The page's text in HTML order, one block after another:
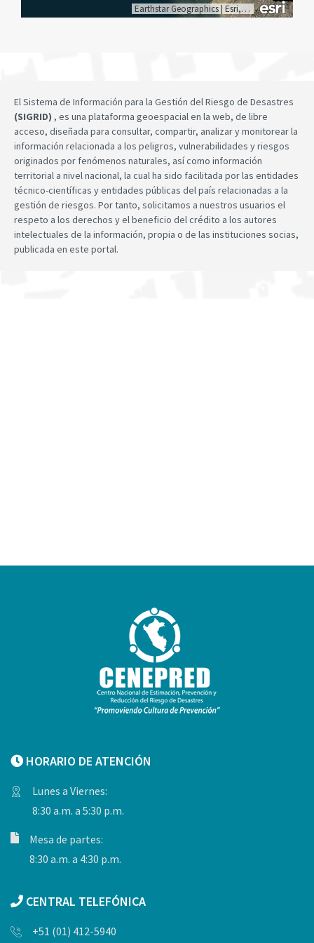
Earthstar Geographics| Esri, HERE, Garmin
El Sistema de Información para la Gestión del Riesgo de Desastres
(SIGRID) , es una plataforma geoespacial en la web, de libre
acceso, diseñada para consultar, compartir, analizar y monitorear la
información relacionada a los peligros, vulnerabilidades y riesgos
originados por fenómenos naturales, así como información
territorial a nivel nacional, la cual ha sido facilitada por las entidades
técnico-científicas y entidades públicas del país relacionadas a la
gestión de riesgos. Por tanto, solicitamos a nuestros usuarios el
respeto a los derechos y el beneficio del crédito a los autores
intelectuales de la información, propia o de las instituciones socias,
publicada en este portal.
HORARIO DE ATENCIÓN
Lunes a Viernes:
8:30 a.m. a 5:30 p.m.
Mesa de partes:
8:30 a.m. a 4:30 p.m.
CENTRAL TELEFÓNICA
+51 (01) 412-5940